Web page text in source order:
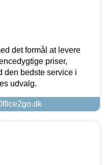
det formål at levere
priser,
den bedste service i
udvalg.